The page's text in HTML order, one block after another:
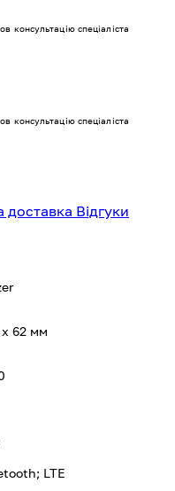
консультацію спеціаліста
консультацію спеціаліста
доставка Відгуки
62 мм
LTE